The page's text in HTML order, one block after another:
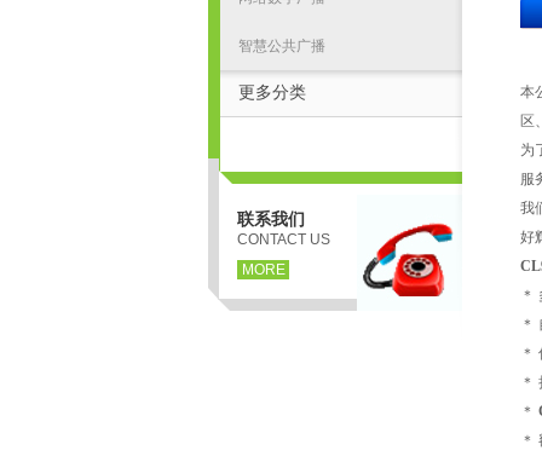
智慧公共广播
更多分类
联系我们
CONTACT US
MORE
本
区
为
服
我
好
＊
＊
＊
＊
＊
＊